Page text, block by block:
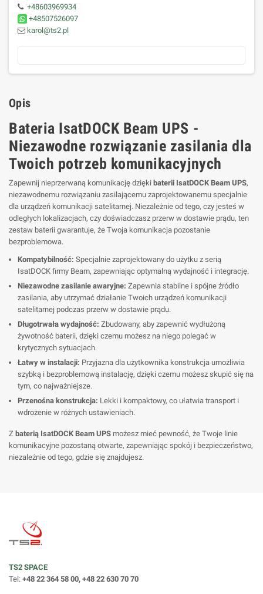
+48603969934
+48507526097
karol@ts2.pl
Opis
Bateria IsatDOCK Beam UPS -
Niezawodne rozwiązanie zasilania dla
Twoich potrzeb komunikacyjnych
Zapewnij nieprzerwaną komunikację dzięki baterii IsatDOCK Beam UPS,
niezawodnemu rozwiązaniu zasilającemu zaprojektowanemu specjalnie
dla urządzeń komunikacji satelitarnej. Niezależnie od tego, czy jesteś w
odległych lokalizacjach, czy doświadczasz przerw w dostawie prądu, ten
zestaw baterii gwarantuje, że Twoja komunikacja pozostanie
bezproblemowa.
Kompatybilność: Specjalnie zaprojektowany do użytku z serią
IsatDOCK firmy Beam, zapewniając optymalną wydajność i integrację.
Niezawodne zasilanie awaryjne: Zapewnia stabilne i spójne źródło
zasilania, aby utrzymać działanie Twoich urządzeń komunikacji
satelitarnej podczas przerw w dostawie prądu.
Długotrwała wydajność: Zbudowany, aby zapewnić wydłużoną
żywotność baterii, dzięki czemu możesz na niego polegać w
krytycznych sytuacjach.
Łatwy w instalacji: Przyjazna dla użytkownika konstrukcja umożliwia
szybką i bezproblemową instalację, dzięki czemu możesz skupić się na
tym, co najważniejsze.
Przenośna konstrukcja: Lekki i kompaktowy, co ułatwia transport i
wdrożenie w różnych ustawieniach.
Z baterią IsatDOCK Beam UPS możesz mieć pewność, że Twoje linie
komunikacyjne pozostaną otwarte, zapewniając spokój i bezpieczeństwo,
niezależnie od tego, gdzie się znajdujesz.
TS2 SPACE
Tel: +48 22 364 58 00, +48 22 630 70 70